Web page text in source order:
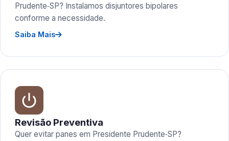
Prudente‑SP? Instalamos disjuntores bipolares
conforme a necessidade.
Saiba Mais
Revisão Preventiva
Quer evitar panes em Presidente Prudente‑SP?